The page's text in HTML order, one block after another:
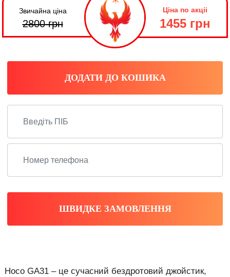
Звичайна ціна
2800грн
Ціна по акціі
1455 грн
ДОДАТИ ДО КОШИКА
ШВИДКЕ ЗАМОВЛЕННЯ
Hoco GA31 – це сучасний бездротовий джойстик,